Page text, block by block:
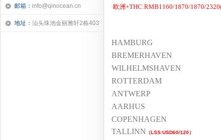
邮箱： info@qinocean.cn
地址： 汕头珠池金丽雅轩2栋403
欧洲+THC:RMB1160/1870/1870/
HAMBURG
BREMERHAVEN
WILHELMSHAVEN
ROTTERDAM
ANTWERP
AARHUS
COPENHAGEN
TALLINN （LSS:USD60/120）